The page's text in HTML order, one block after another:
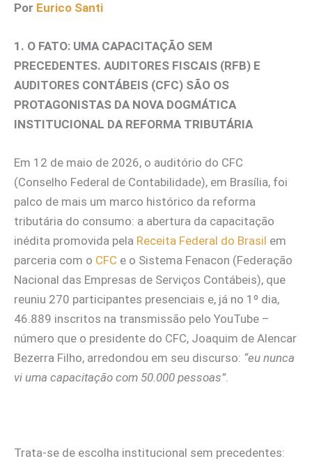
Por Eurico Santi
1. O FATO: UMA CAPACITAÇÃO SEM
PRECEDENTES. AUDITORES FISCAIS (RFB) E
AUDITORES CONTÁBEIS (CFC) SÃO OS
PROTAGONISTAS DA NOVA DOGMÁTICA
INSTITUCIONAL DA REFORMA TRIBUTÁRIA
Em 12 de maio de 2026, o auditório do CFC
(Conselho Federal de Contabilidade), em Brasília, foi
palco de mais um marco histórico da reforma
tributária do consumo: a abertura da capacitação
inédita promovida pela Receita Federal do Brasil em
parceria com o CFC e o Sistema Fenacon (Federação
Nacional das Empresas de Serviços Contábeis), que
reuniu 270 participantes presenciais e, já no 1º dia,
46.889 inscritos na transmissão pelo YouTube –
número que o presidente do CFC, Joaquim de Alencar
Bezerra Filho, arredondou em seu discurso: “eu nunca
vi uma capacitação com 50.000 pessoas”.
Trata-se de escolha institucional sem precedentes: